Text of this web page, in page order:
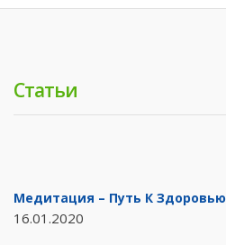
Статьи
Медитация – Путь К Здоровью
16.01.2020